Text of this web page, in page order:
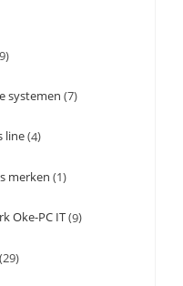
systemen 7
line 4
merken 1
Oke-PC IT 9
29